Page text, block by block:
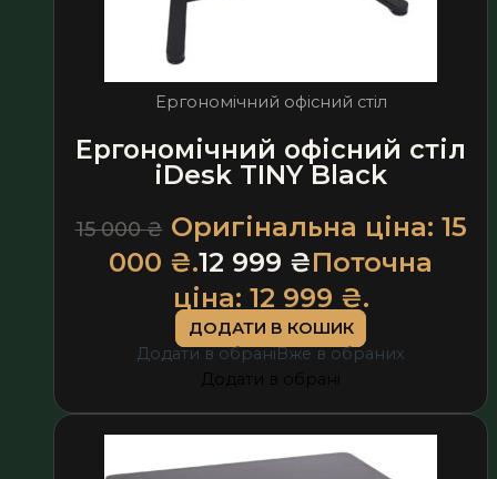
Ергономічний офісний стіл
Ергономічний офісний стіл
iDesk TINY Black
15 000₴ Оригінальна ціна: 15
000 ₴.12 999 ₴Поточна
ціна: 12 999 ₴.
ДОДАТИ В КОШИК
Додати в обраніВже в обраних